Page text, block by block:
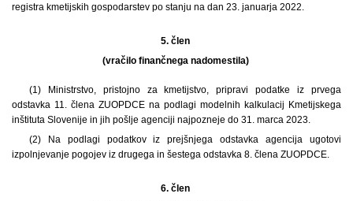
registra kmetijskih gospodarstev po stanju na dan 23. januarja 2022.
5. člen
(vračilo finančnega nadomestila)
(1) Ministrstvo, pristojno za kmetijstvo, pripravi podatke iz prvega
odstavka 11. člena ZUOPDCE na podlagi modelnih kalkulacij Kmetijskega
inštituta Slovenije in jih pošlje agenciji najpozneje do 31. marca 2023.
(2) Na podlagi podatkov iz prejšnjega odstavka agencija ugotovi
izpolnjevanje pogojev iz drugega in šestega odstavka 8. člena ZUOPDCE.
6. člen